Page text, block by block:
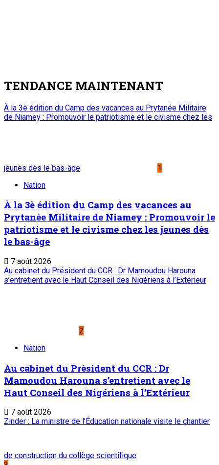
TENDANCE MAINTENANT
À la 3è édition du Camp des vacances au Prytanée Militaire
de Niamey : Promouvoir le patriotisme et le civisme chez les
jeunes dès le bas-âge
1
Nation
À la 3è édition du Camp des vacances au
Prytanée Militaire de Niamey : Promouvoir le
patriotisme et le civisme chez les jeunes dès
le bas-âge
7 août 2026
Au cabinet du Président du CCR : Dr Mamoudou Harouna
s’entretient avec le Haut Conseil des Nigériens à l’Extérieur
2
Nation
Au cabinet du Président du CCR : Dr
Mamoudou Harouna s’entretient avec le
Haut Conseil des Nigériens à l’Extérieur
7 août 2026
Zinder : La ministre de l’Éducation nationale visite le chantier
de construction du collège scientifique